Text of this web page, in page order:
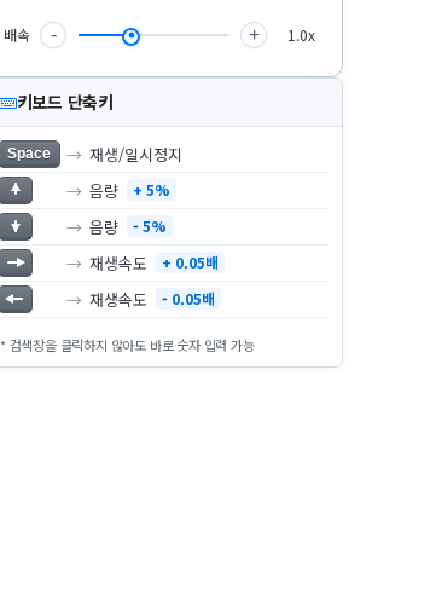
배속 - + 1.0x
키보드 단축키
Space → 재생/일시정지
→ 음량 + 5%
→ 음량 - 5%
→ 재생속도 + 0.05배
→ 재생속도 - 0.05배
* 검색창을 클릭하지 않아도 바로 숫자 입력 가능